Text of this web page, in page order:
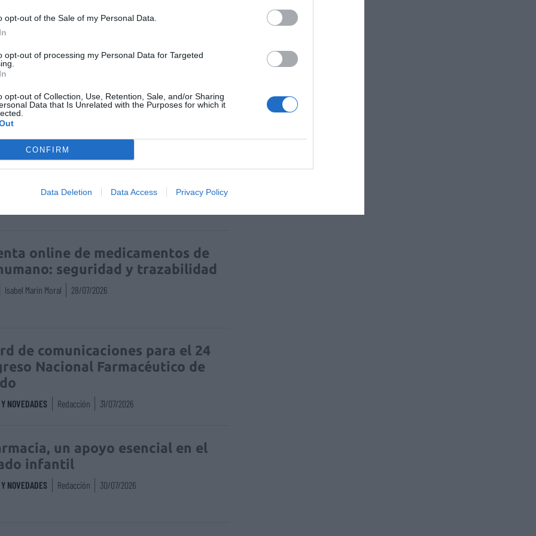
opt-out of the Sale of my Personal Data.
opt-out of processing my Personal Data for Targeted
opt-out of Collection, Use, Retention, Sale, and/or Sharing
Data that Is Unrelated with the Purposes for which it
CONFIRM
Data Deletion Data Access Privacy Policy
farmacia.
de actualidad.
ACTIVAR AHORA
online de medicamentos de
seguridad y trazabilidad
Isabel Marín Moral 28/07/2026
de comunicaciones para el 24
Nacional Farmacéutico de
NOVEDADES Redacción 31/07/2026
un apoyo esencial en el
infantil
NOVEDADES Redacción 30/07/2026